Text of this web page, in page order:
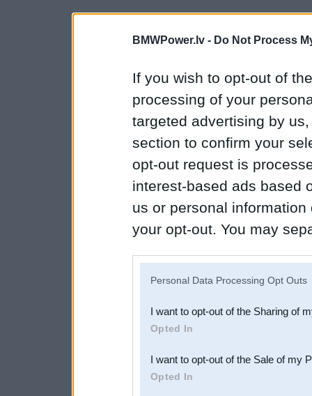
BMWPower.lv - Do Not Process
If you wish to opt-out of
processing of your
targeted advertising by
section to confirm your
opt-out request is
interest-based ads based
us or personal
your opt-out. You may
Downstream Participants
third parties.
Personal Data Processing Opt Outs
I want to opt-out of the Sharing of
Opted In
I want to opt-out of the Sale of my
Opted In